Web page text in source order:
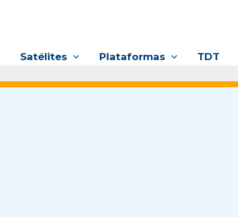
Satélites Plataformas TDT